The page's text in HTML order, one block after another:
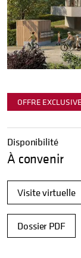
OFFRE
Disponibilité
À convenir
Visite virtuelle
Dossier PDF